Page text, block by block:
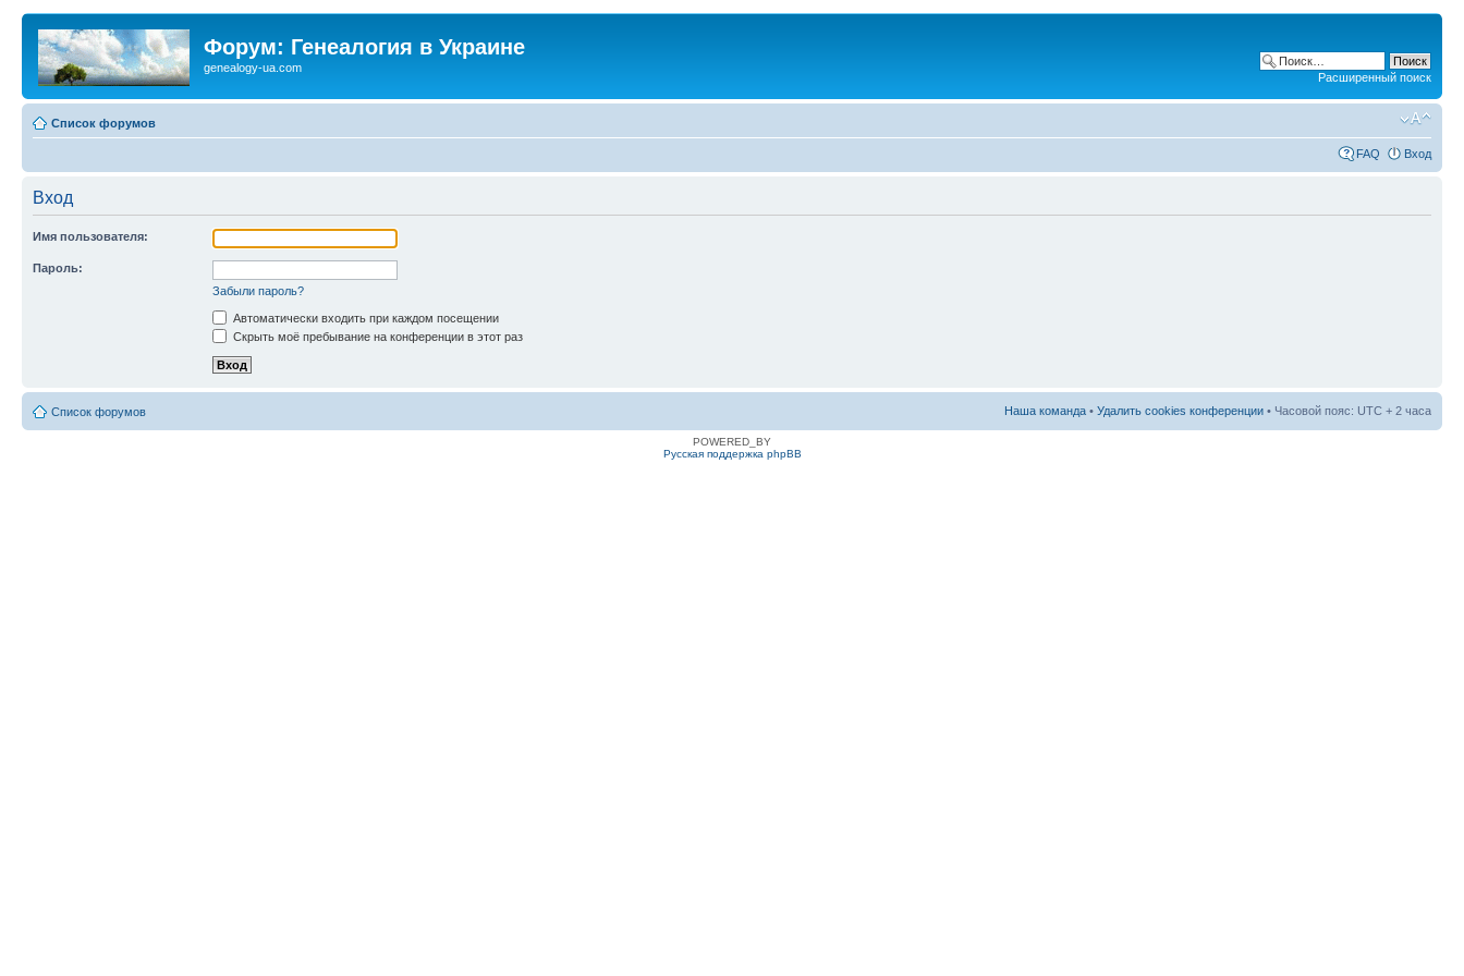
Форум: Генеалогия в Украине
genealogy-ua.com
Расширенный поиск
Список форумов
FAQ Вход
Вход
Имя пользователя:
Пароль:
Забыли пароль?
Автоматически входить при каждом посещении
Скрыть моё пребывание на конференции в этот раз
Список форумов Наша команда • Удалить cookies конференции • Часовой пояс: UTC + 2 часа
POWERED_BY
Русская поддержка phpBB